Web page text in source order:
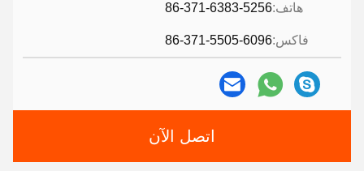
هاتف:86-371-6383-5256
فاكس:86-371-5505-6096
اتصل الآن